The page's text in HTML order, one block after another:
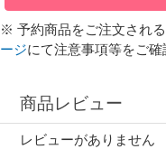
※ 予約商品をご注文され
ージにて注意事項等をご確
商品レビュー
レビューがありません